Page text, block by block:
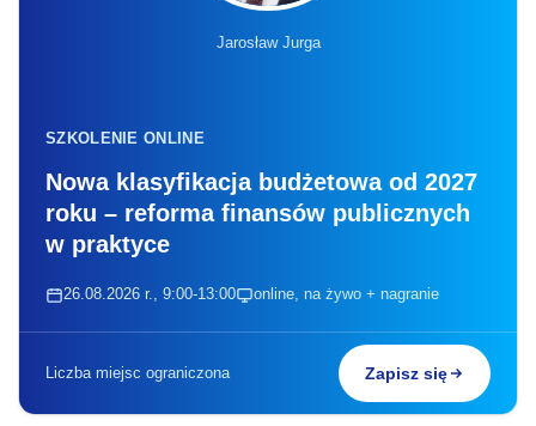
Jarosław Jurga
SZKOLENIE ONLINE
Nowa klasyfikacja budżetowa od 2027
roku – reforma finansów publicznych
w praktyce
26.08.2026 r., 9:00-13:00 online, na żywo + nagranie
Liczba miejsc ograniczona Zapisz się